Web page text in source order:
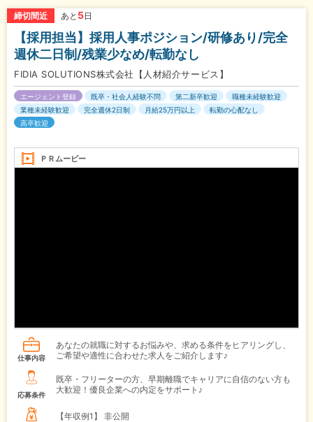
締切間近 あと 5日
【採用担当】採用人事ポジション/研修あり/完全
週休二日制/残業少なめ/転勤なし
FIDIA SOLUTIONS株式会社【人材紹介サービス】
エージェント登録 既卒・社会人経験不問 第二新卒歓迎
職種未経験歓迎
業種未経験歓迎
完全週休2日制 月給25万円以上
転勤の心配なし
高卒歓迎
ＰＲムービー
仕事内容
あなたの就職に対するお悩みや、求める条件をヒアリングし、
ご希望や適性に合わせた求人をご紹介します♪
応募条件
既卒・フリーターの方、早期離職でキャリアに自信のない方も
大歓迎！優良企業への内定をサポート♪
【年収例1】 非公開